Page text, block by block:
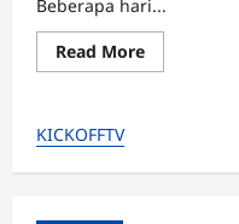
Beberapa hari...
Read MoreRead
more
Cuma
KICKOFFTV